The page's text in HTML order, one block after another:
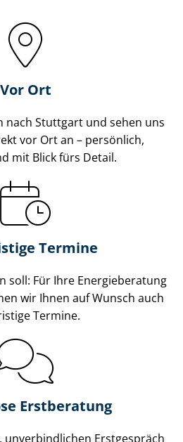
Vor Ort
nach Stuttgart und sehen uns
vor Ort an – persönlich,
mit Blick fürs Detail.
Termine
soll: Für Ihre Energieberatung
wir Ihnen auf Wunsch auch
Termine.
Erstberatung
unverbindlichen Erstgespräch